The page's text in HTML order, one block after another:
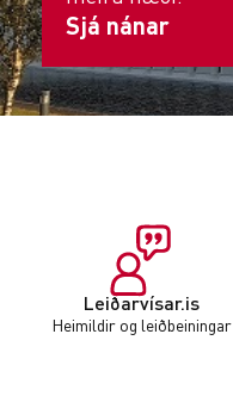
Sjá nánar
Leiðarvísar.is
Heimildir og leiðbeiningar